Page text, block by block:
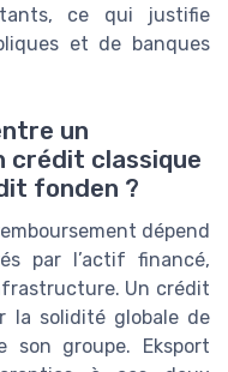
ce qui justifie
et de banques
un
crédit classique
fonden ?
dépend
par l’actif financé,
Un crédit
la solidité globale de
son groupe. Eksport